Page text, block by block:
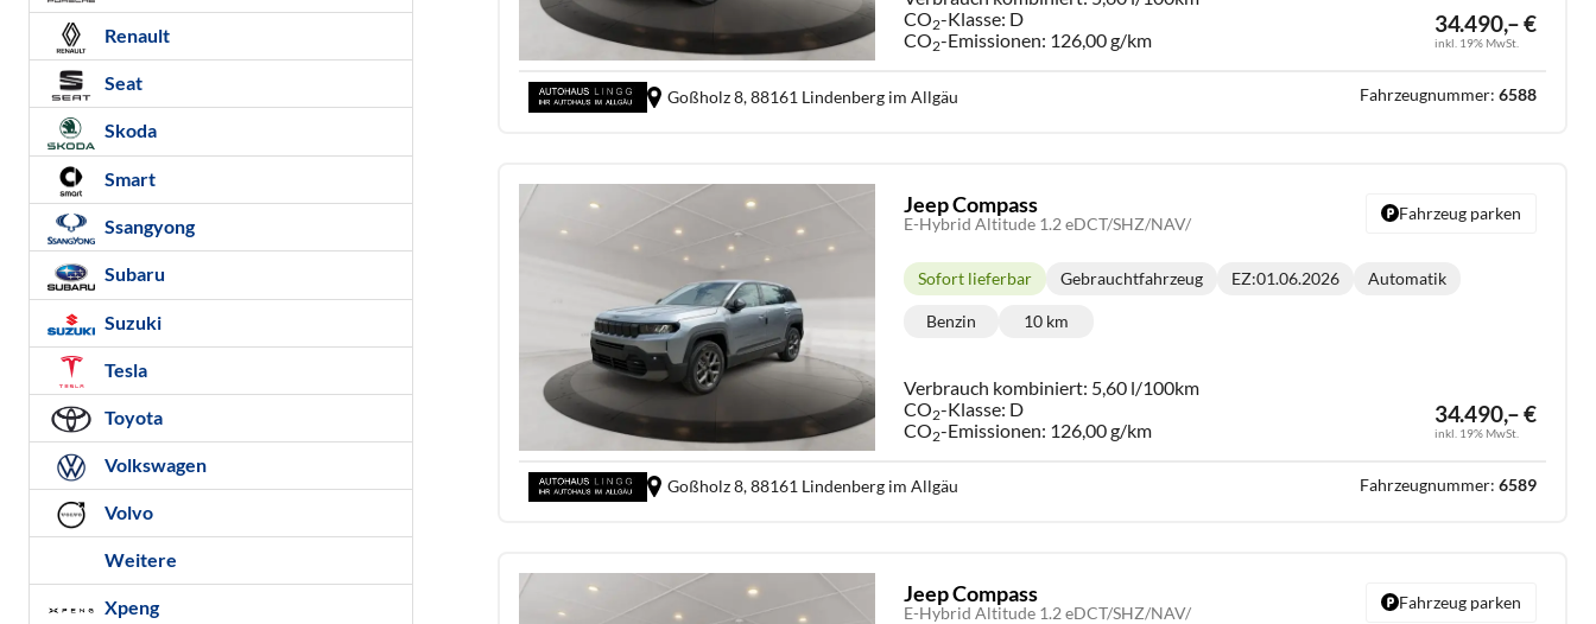
34.490,– €
inkl. 19% MwSt.
CO2-Klasse: D
CO2-Emissionen: 126,00 g/km
Goßholz 8,88161 Lindenberg im Allgäu Fahrzeugnummer: 6588
Jeep Compass
E-Hybrid Altitude 1.2 eDCT/SHZ/NAV/
34.490,– €
inkl. 19% MwSt.
Lieferzeit:
Sofort lieferbar Gebrauchtfahrzeug EZ:01.06.2026
Getriebe:
Automatik
Benzin 10 km
Verbrauch kombiniert: 5,60 l/100km
CO2-Klasse: D
CO2-Emissionen: 126,00 g/km
Fahrzeug parken
Goßholz 8,88161 Lindenberg im Allgäu Fahrzeugnummer: 6589
Jeep Compass
E-Hybrid Altitude 1.2 eDCT/SHZ/NAV/
Fahrzeug parken
Renault
Seat
Skoda
Smart
Ssangyong
Subaru
Suzuki
Tesla
Toyota
Volkswagen
Volvo
Weitere
Xpeng